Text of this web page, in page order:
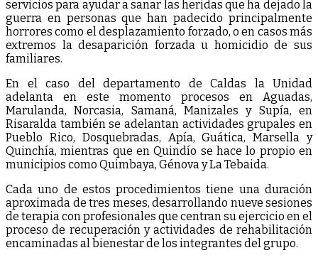
servicios para ayudar a sanar las heridas que ha dejado la
guerra en personas que han padecido principalmente
horrores como el desplazamiento forzado, o en casos más
extremos la desaparición forzada u homicidio de sus
familiares.
En el caso del departamento de Caldas la Unidad
adelanta en este momento procesos en Aguadas,
Marulanda, Norcasia, Samaná, Manizales y Supía, en
Risaralda también se adelantan actividades grupales en
Pueblo Rico, Dosquebradas, Apía, Guática, Marsella y
Quinchía, mientras que en Quindío se hace lo propio en
municipios como Quimbaya, Génova y La Tebaida.
Cada uno de estos procedimientos tiene una duración
aproximada de tres meses, desarrollando nueve sesiones
de terapia con profesionales que centran su ejercicio en el
proceso de recuperación y actividades de rehabilitación
encaminadas al bienestar de los integrantes del grupo.